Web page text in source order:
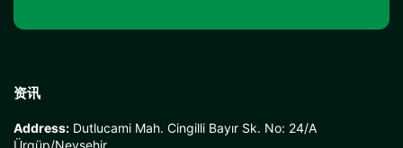
资讯
Address: Dutlucami Mah. Cingilli Bayır Sk. No: 24/A
Ürgüp/Nevşehir